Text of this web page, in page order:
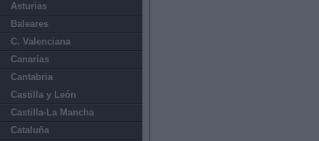
Asturias
Baleares
C. Valenciana
Canarias
Cantabria
Castilla y León
Castilla-La Mancha
Cataluña